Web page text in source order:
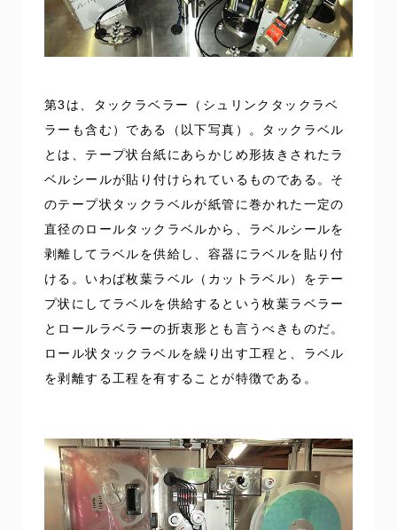
第3は、タックラベラー（シュリンクタックラベ
ラーも含む）である（以下写真）。タックラベル
とは、テープ状台紙にあらかじめ形抜きされたラ
ベルシールが貼り付けられているものである。そ
のテープ状タックラベルが紙管に巻かれた一定の
直径のロールタックラベルから、ラベルシールを
剥離してラベルを供給し、容器にラベルを貼り付
ける。いわば枚葉ラベル（カットラベル）をテー
プ状にしてラベルを供給するという枚葉ラベラー
とロールラベラーの折衷形とも言うべきものだ。
ロール状タックラベルを繰り出す工程と、ラベル
を剥離する工程を有することが特徴である。